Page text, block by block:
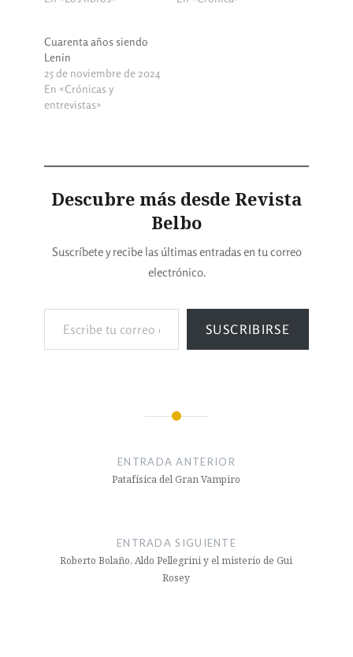
Cuarenta años siendo
Lenin
25 de noviembre de 2024
En «Crónicas y
entrevistas»
Descubre más desde Revista
Belbo
Suscríbete y recibe las últimas entradas en tu correo
electrónico.
SUSCRIBIRSE
ENTRADA ANTERIOR
Patafísica del Gran Vampiro
ENTRADA SIGUIENTE
Roberto Bolaño, Aldo Pellegrini y el misterio de Gui
Rosey